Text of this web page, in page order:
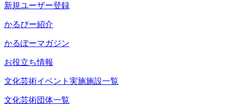
新規ユーザー登録
かるぴー紹介
かるぽーマガジン
お役立ち情報
文化芸術イベント実施施設一覧
文化芸術団体一覧